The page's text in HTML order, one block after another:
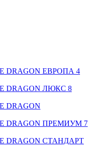
DRAGON ЕВРОПА 4
DRAGON ЛЮКС 8
DRAGON
DRAGON ПРЕМИУМ 7
DRAGON СТАНДАРТ